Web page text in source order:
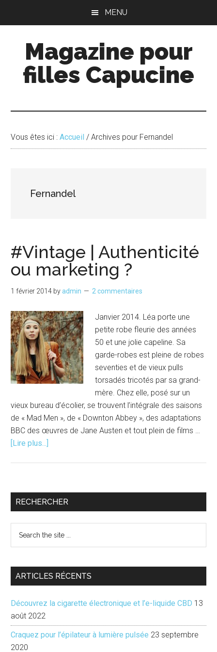
principal
principale
MENU
Magazine pour
filles Capucine
Vous êtes ici :Accueil / Archives pour Fernandel
Fernandel
#Vintage | Authenticité
ou marketing ?
1 février 2014 byadmin 2 commentaires
Janvier 2014. Léa porte une
petite robe fleurie des années
50 et une jolie capeline. Sa
garde-robes est pleine de robes
seventies et de vieux pulls
torsadés tricotés par sa grand-
mère. Chez elle, posé sur un
vieux bureau d’écolier, se trouvent l’intégrale des saisons
de « Mad Men », de « Downton Abbey », des adaptations
BBC des œuvres de Jane Austen et tout plein de films …
[Lire plus...]
ou
marketing
Barre
principale
RECHERCHER
...
ARTICLES RÉCENTS
Découvrez la cigarette électronique et l’e-liquide CBD 13
août 2022
Craquez pour l’épilateur à lumière pulsée 23 septembre
2020